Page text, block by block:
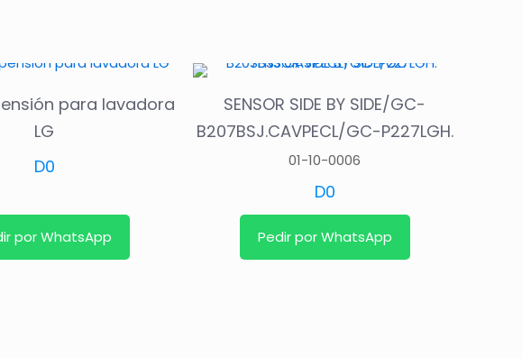
para lavadora
LG
D0
por WhatsApp
SENSOR SIDE BY SIDE/GC-
B207BSJ.CAVPECL/GC-P227LGH.
01-10-0006
D0
Pedir por WhatsApp